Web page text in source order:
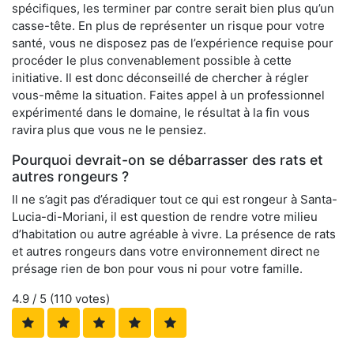
spécifiques, les terminer par contre serait bien plus qu’un
casse-tête. En plus de représenter un risque pour votre
santé, vous ne disposez pas de l’expérience requise pour
procéder le plus convenablement possible à cette
initiative. Il est donc déconseillé de chercher à régler
vous-même la situation. Faites appel à un professionnel
expérimenté dans le domaine, le résultat à la fin vous
ravira plus que vous ne le pensiez.
Pourquoi devrait-on se débarrasser des rats et
autres rongeurs ?
Il ne s’agit pas d’éradiquer tout ce qui est rongeur à Santa-
Lucia-di-Moriani, il est question de rendre votre milieu
d’habitation ou autre agréable à vivre. La présence de rats
et autres rongeurs dans votre environnement direct ne
présage rien de bon pour vous ni pour votre famille.
4.9 / 5 (110 votes)